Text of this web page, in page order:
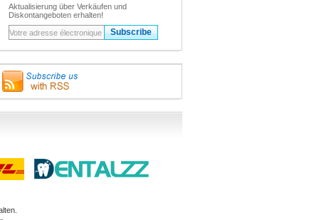
Aktualisierung über Verkäufen und
Diskontangeboten erhalten!